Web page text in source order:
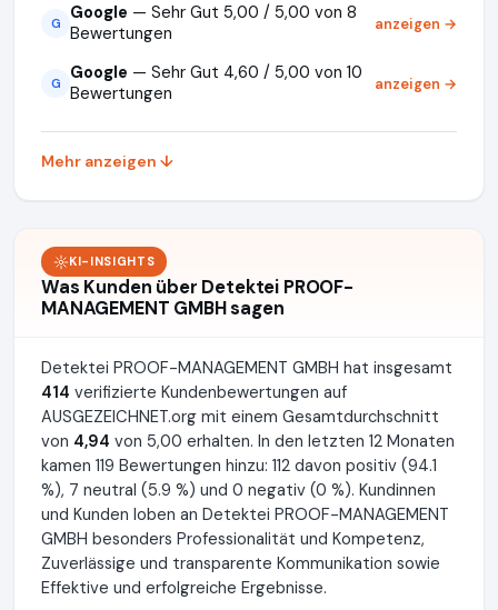
G Google — Sehr Gut 5,00 / 5,00 von 8
Bewertungen
anzeigen →
G Google — Sehr Gut 4,60 / 5,00 von 10
Bewertungen
anzeigen →
Mehr anzeigen ↓
KI-INSIGHTS
Was Kunden über Detektei PROOF-
MANAGEMENT GMBH sagen
Detektei PROOF-MANAGEMENT GMBH hat insgesamt
414 verifizierte Kundenbewertungen auf
AUSGEZEICHNET.org mit einem Gesamtdurchschnitt
von 4,94 von 5,00 erhalten. In den letzten 12 Monaten
kamen 119 Bewertungen hinzu: 112 davon positiv (94.1
%), 7 neutral (5.9 %) und 0 negativ (0 %). Kundinnen
und Kunden loben an Detektei PROOF-MANAGEMENT
GMBH besonders Professionalität und Kompetenz,
Zuverlässige und transparente Kommunikation sowie
Effektive und erfolgreiche Ergebnisse.